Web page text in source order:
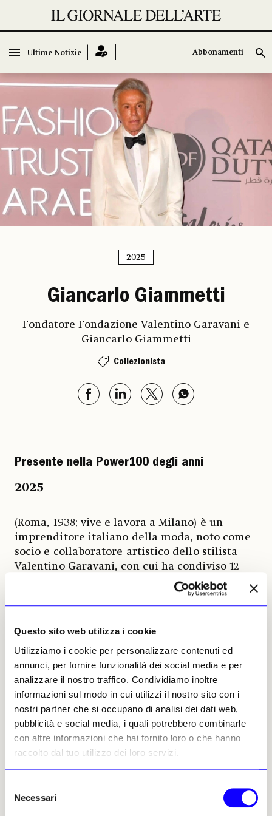
Questo sito web utilizza i cookie
Utilizziamo i cookie per personalizzare contenuti ed
annunci, per fornire funzionalità dei social media e per
analizzare il nostro traffico. Condividiamo inoltre
informazioni sul modo in cui utilizzi il nostro sito con i
nostri partner che si occupano di analisi dei dati web,
pubblicità e social media, i quali potrebbero combinarle
con altre informazioni che hai fornito loro o che hanno
raccolto dal tuo utilizzo dei loro servizi.
delNecessari
Ultime Notizie Abbonamenti
2025
Giancarlo Giammetti
Fondatore Fondazione Valentino Garavani e
Giancarlo Giammetti
Collezionista
Presente nella Power100 degli anni
2025
(Roma, 1938; vive e lavora a Milano) è un
imprenditore italiano della moda, noto come
socio e collaboratore artistico dello stilista
Valentino Garavani, con cui ha condiviso 12
anni di vita privata e una lunga carriera.
Presidente onorario della Valentino Fashion
economici che hanno contribuito a portare il
marchio al successo internazionale. Nel 1990,
istituisce l’Accademia Valentino, centro per
eventi culturali e di moda, il cui ricavato
viene in parte devoluto a progetti benefici.
Nel 2010 promuove il Valentino Garavani
Archives, archivio digitale che raccoglie
disegni, fotografie e documenti storici della
maison. A Roma PM23, il palazzo in piazza
Mignanelli 23 trasformato dallo Studio
sostenute dalla Fondazione Valentino